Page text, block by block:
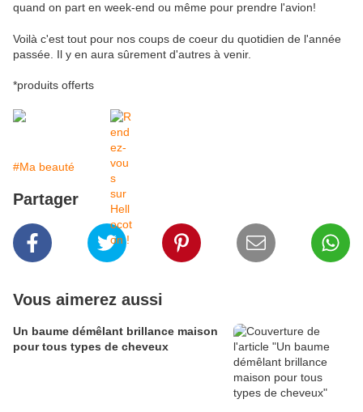
quand on part en week-end ou même pour prendre l'avion!
Voilà c'est tout pour nos coups de coeur du quotidien de l'année
passée. Il y en aura sûrement d'autres à venir.
*produits offerts
#Ma beauté
Partager
Vous aimerez aussi
Un baume démêlant brillance maison
pour tous types de cheveux